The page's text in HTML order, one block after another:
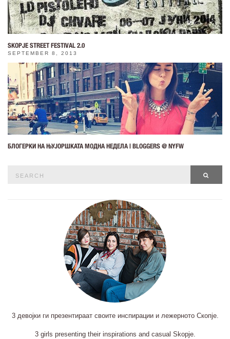
SKOPJE STREET FESTIVAL 2.0
SEPTEMBER 8, 2013
БЛОГЕРКИ НА ЊУЈОРШКАТА МОДНА НЕДЕЛА | BLOGGERS @ NYFW
3 девојки ги презентираат своите инспирации и лежерното Скопје.
3 girls presenting their inspirations and casual Skopje.